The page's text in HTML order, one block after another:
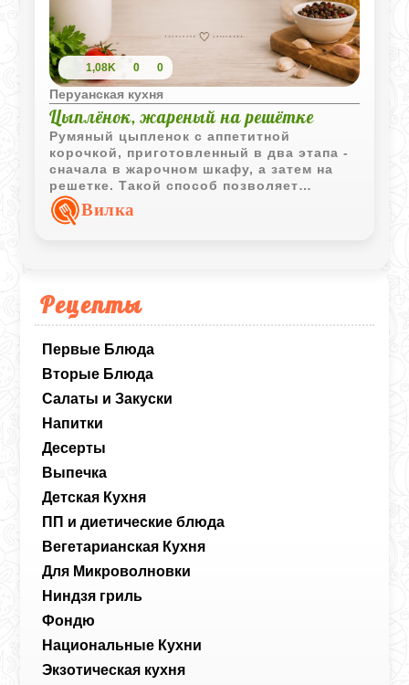
Рецепты
Первые Блюда
Вторые Блюда
Салаты и Закуски
Напитки
Десерты
Выпечка
Детская Кухня
ПП и диетические блюда
Вегетарианская Кухня
Для Микроволновки
Ниндзя гриль
Фондю
Национальные Кухни
Экзотическая кухня
1,08K 0 0
Перуанская кухня
Цыплёнок, жареный на решётке
Румяный цыпленок с аппетитной
корочкой, приготовленный в два этапа -
сначала в жарочном шкафу, а затем на
решетке. Такой способ позволяет
сохранить сочность мяса и получить
выразительный аромат жареной птицы.
Вилка